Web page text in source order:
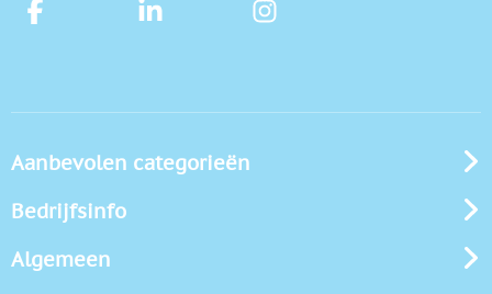
Aanbevolen categorieën
Bedrijfsinfo
Algemeen